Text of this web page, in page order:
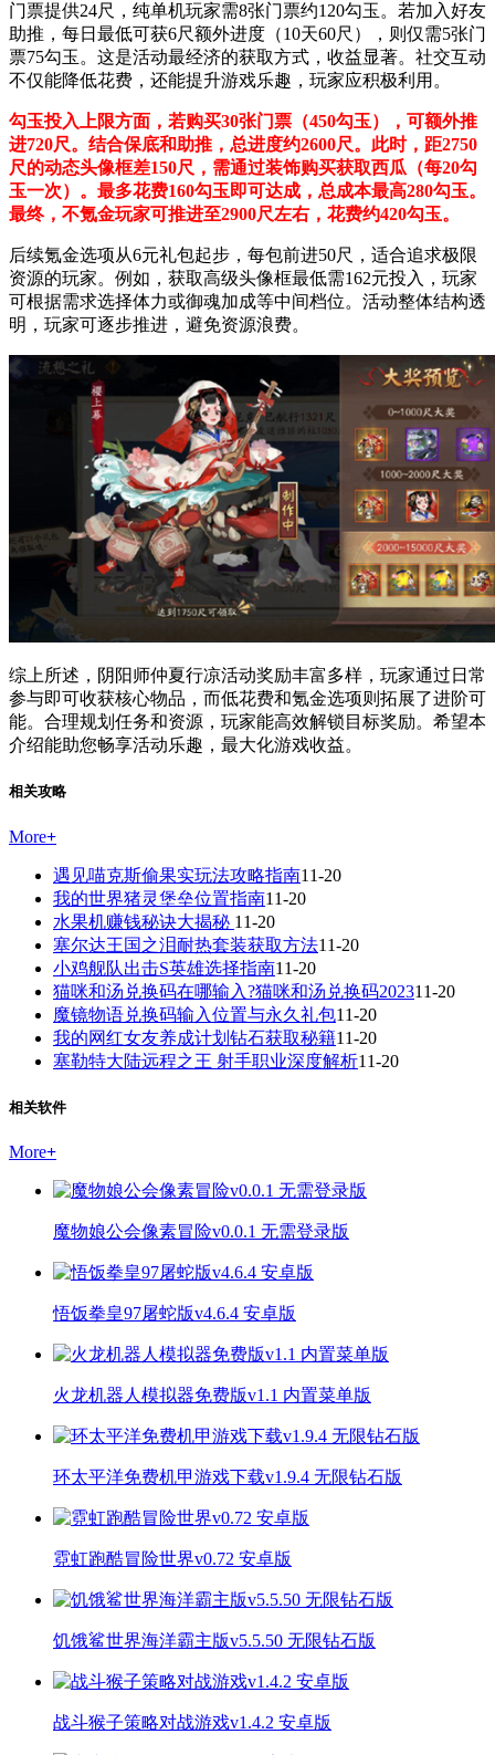
门票提供24尺，纯单机玩家需8张门票约120勾玉。若加入好友
助推，每日最低可获6尺额外进度（10天60尺），则仅需5张门
票75勾玉。这是活动最经济的获取方式，收益显著。社交互动
不仅能降低花费，还能提升游戏乐趣，玩家应积极利用。
勾玉投入上限方面，若购买30张门票（450勾玉），可额外推
进720尺。结合保底和助推，总进度约2600尺。此时，距2750
尺的动态头像框差150尺，需通过装饰购买获取西瓜（每20勾
玉一次）。最多花费160勾玉即可达成，总成本最高280勾玉。
最终，不氪金玩家可推进至2900尺左右，花费约420勾玉。
后续氪金选项从6元礼包起步，每包前进50尺，适合追求极限
资源的玩家。例如，获取高级头像框最低需162元投入，玩家
可根据需求选择体力或御魂加成等中间档位。活动整体结构透
明，玩家可逐步推进，避免资源浪费。
综上所述，阴阳师仲夏行凉活动奖励丰富多样，玩家通过日常
参与即可收获核心物品，而低花费和氪金选项则拓展了进阶可
能。合理规划任务和资源，玩家能高效解锁目标奖励。希望本
介绍能助您畅享活动乐趣，最大化游戏收益。
相关攻略
More+
遇见喵克斯偷果实玩法攻略指南11-20
我的世界猪灵堡垒位置指南11-20
水果机赚钱秘诀大揭秘 11-20
塞尔达王国之泪耐热套装获取方法11-20
小鸡舰队出击S英雄选择指南11-20
猫咪和汤兑换码在哪输入?猫咪和汤兑换码202311-20
魔镜物语兑换码输入位置与永久礼包11-20
我的网红女友养成计划钻石获取秘籍11-20
塞勒特大陆远程之王 射手职业深度解析11-20
相关软件
More+
魔物娘公会像素冒险v0.0.1 无需登录版
悟饭拳皇97屠蛇版v4.6.4 安卓版
火龙机器人模拟器免费版v1.1 内置菜单版
环太平洋免费机甲游戏下载v1.9.4 无限钻石版
霓虹跑酷冒险世界v0.72 安卓版
饥饿鲨世界海洋霸主版v5.5.50 无限钻石版
战斗猴子策略对战游戏v1.4.2 安卓版